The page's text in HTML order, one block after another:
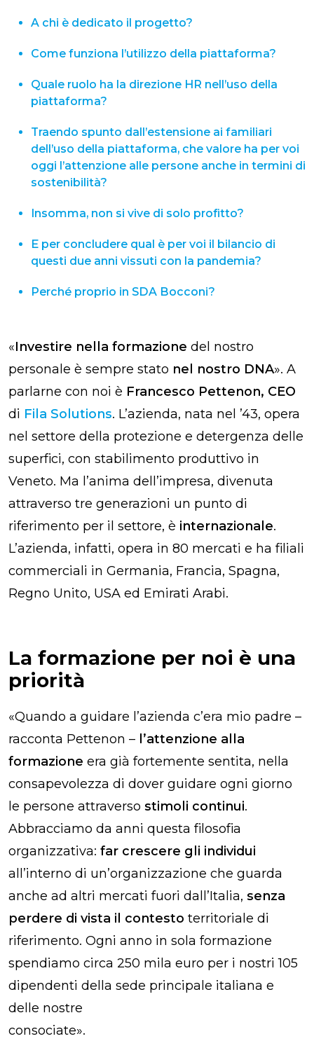
A chi è dedicato il progetto?
Come funziona l’utilizzo della piattaforma?
Quale ruolo ha la direzione HR nell’uso della
piattaforma?
Traendo spunto dall’estensione ai familiari
dell’uso della piattaforma, che valore ha per voi
oggi l’attenzione alle persone anche in termini di
sostenibilità?
Insomma, non si vive di solo profitto?
E per concludere qual è per voi il bilancio di
questi due anni vissuti con la pandemia?
Perché proprio in SDA Bocconi?
«Investire nella formazione del nostro
personale è sempre stato nel nostro DNA». A
parlarne con noi è Francesco Pettenon, CEO
di Fila Solutions. L’azienda, nata nel ’43, opera
nel settore della protezione e detergenza delle
superfici, con stabilimento produttivo in
Veneto. Ma l’anima dell’impresa, divenuta
attraverso tre generazioni un punto di
riferimento per il settore, è internazionale.
L’azienda, infatti, opera in 80 mercati e ha filiali
commerciali in Germania, Francia, Spagna,
Regno Unito, USA ed Emirati Arabi.
La formazione per noi è una
priorità
«Quando a guidare l’azienda c’era mio padre –
racconta Pettenon – l’attenzione alla
formazione era già fortemente sentita, nella
consapevolezza di dover guidare ogni giorno
le persone attraverso stimoli continui.
Abbracciamo da anni questa filosofia
organizzativa: far crescere gli individui
all’interno di un’organizzazione che guarda
anche ad altri mercati fuori dall’Italia, senza
perdere di vista il contesto territoriale di
riferimento. Ogni anno in sola formazione
spendiamo circa 250 mila euro per i nostri 105
dipendenti della sede principale italiana e
delle nostre
consociate